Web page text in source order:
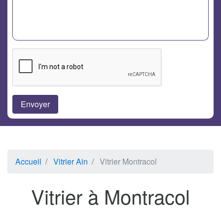
Accueil Vitrier Ain Vitrier Montracol
Vitrier à Montracol